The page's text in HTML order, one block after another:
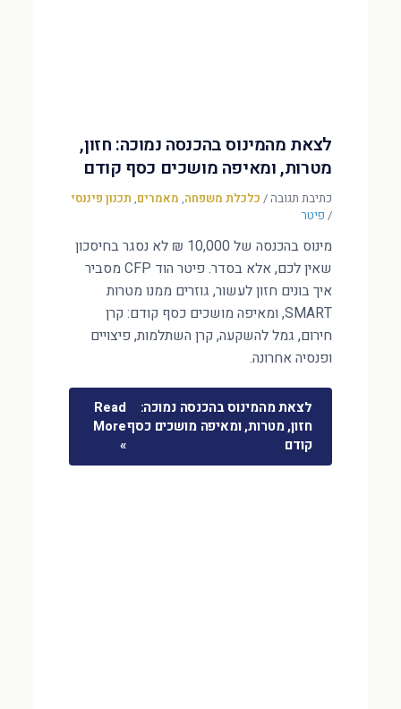
לצאת מהמינוס בהכנסה נמוכה: חזון,
מטרות, ומאיפה מושכים כסף קודם
כתיבת תגובה/ כלכלת משפחה, מאמרים, תכנון פיננסי
/ פיטר
מינוס בהכנסה של 10,000 ₪ לא נסגר בחיסכון
שאין לכם, אלא בסדר. פיטר הוד CFP מסביר
איך בונים חזון לעשור, גוזרים ממנו מטרות
SMART, ומאיפה מושכים כסף קודם: קרן
חירום, גמל להשקעה, קרן השתלמות, פיצויים
ופנסיה אחרונה.
לצאת מהמינוס בהכנסה נמוכה:
חזון, מטרות, ומאיפה מושכים כסף
קודם
Read
More
»